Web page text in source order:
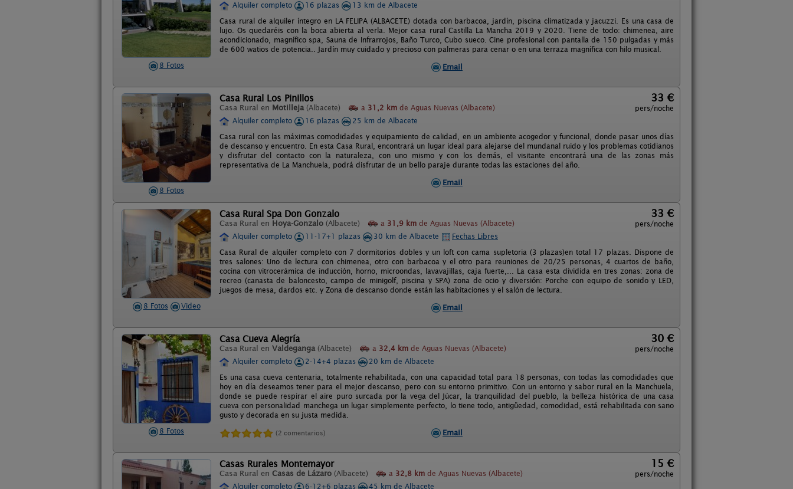
8 Fotos
Alquiler completo 16 plazas
13 km de Albacete
Casa rural de alquiler íntegro en LA FELIPA (ALBACETE) dotada con barbacoa, jardín, piscina climatizada y jacuzzi. Es una casa de
lujo. Os quedaréis con la boca abierta al verla. Mejor casa rural Castilla La Mancha 2019 y 2020. Tiene de todo: chimenea, aire
acondicionado, magnífico spa, Sauna de Infrarrojos, Baño Turco, Cubo sueco. Cine profesional con pantalla de 150 pulgadas y más
de 600 watios de potencia.. Jardín muy cuidado y precioso con palmeras para cenar o en una terraza magnífica con hilo musical.
Email
8 Fotos
Casa Rural Los Pinillos
Casa Rural en Motilleja (Albacete) a 31,2 km de Aguas Nuevas (Albacete)
33 €
pers/noche
Alquiler completo
16 plazas
25 km de Albacete
Casa rural con las máximas comodidades y equipamiento de calidad, en un ambiente acogedor y funcional, donde pasar unos días
de descanso y encuentro. En esta Casa Rural, encontrará un lugar ideal para alejarse del mundanal ruido y los problemas cotidianos
y disfrutar del contacto con la naturaleza, con uno mismo y con los demás, el visitante encontrará una de las zonas más
representativa de La Manchuela, podrá disfrutar de un bello paraje durante todas las estaciones del año.
Email
8 Fotos Video
Casa Rural Spa Don Gonzalo
Casa Rural en Hoya-Gonzalo (Albacete) a 31,9 km de Aguas Nuevas (Albacete)
33 €
pers/noche
Alquiler completo
11-17+1 plazas 30 km de Albacete
Fechas Libres
Casa Rural de alquiler completo con 7 dormitorios dobles y un loft con cama supletoria (3 plazas)en total 17 plazas. Dispone de
tres salones: Uno de lectura con chimenea, otro con barbacoa y el otro para reuniones de 20/25 personas, 4 cuartos de baño,
cocina con vitrocerámica de inducción, horno, microondas, lavavajillas, caja fuerte,... La casa esta dividida en tres zonas: zona de
recreo (canasta de baloncesto, campo de minigolf, piscina y SPA) zona de ocio y diversión: Porche con equipo de sonido y LED,
juegos de mesa, dardos etc. y Zona de descanso donde están las habitaciones y el salón de lectura.
Email
8 Fotos
Casa Cueva Alegría
Casa Rural en Valdeganga (Albacete) a 32,4 km de Aguas Nuevas (Albacete)
30 €
pers/noche
Alquiler completo
2-14+4 plazas
20 km de Albacete
Es una casa cueva centenaria, totalmente rehabilitada, con una capacidad total para 18 personas, con todas las comodidades que
hoy en día deseamos tener para el mejor descanso, pero con su entorno primitivo. Con un entorno y sabor rural en la Manchuela,
donde se puede respirar el aire puro surcada por la vega del Júcar, la tranquilidad del pueblo, la belleza histórica de una casa
cueva con personalidad manchega un lugar simplemente perfecto, lo tiene todo, antigüedad, comodidad, está rehabilitada con sano
gusto y decorada en su justa medida.
(2 comentarios) Email
Casas Rurales Montemayor
Casa Rural en Casas de Lázaro (Albacete) a 32,8 km de Aguas Nuevas (Albacete)
15 €
pers/noche
Alquiler completo
6-12+6 plazas
45 km de Albacete